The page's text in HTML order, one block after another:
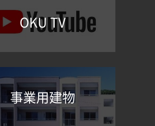
OKU TV
事業用建物